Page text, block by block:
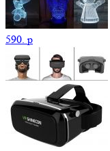
590. p